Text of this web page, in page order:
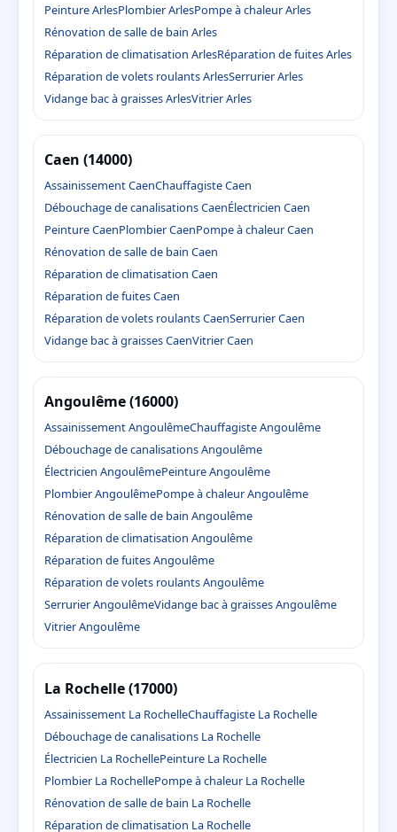
Peinture ArlesPlombier ArlesPompe à chaleur Arles
Rénovation de salle de bain Arles
Réparation de climatisation ArlesRéparation de fuites Arles
Réparation de volets roulants ArlesSerrurier Arles
Vidange bac à graisses ArlesVitrier Arles
Caen (14000)
Assainissement CaenChauffagiste Caen
Débouchage de canalisations CaenÉlectricien Caen
Peinture CaenPlombier CaenPompe à chaleur Caen
Rénovation de salle de bain Caen
Réparation de climatisation Caen
Réparation de fuites Caen
Réparation de volets roulants CaenSerrurier Caen
Vidange bac à graisses CaenVitrier Caen
Angoulême (16000)
Assainissement AngoulêmeChauffagiste Angoulême
Débouchage de canalisations Angoulême
Électricien AngoulêmePeinture Angoulême
Plombier AngoulêmePompe à chaleur Angoulême
Rénovation de salle de bain Angoulême
Réparation de climatisation Angoulême
Réparation de fuites Angoulême
Réparation de volets roulants Angoulême
Serrurier AngoulêmeVidange bac à graisses Angoulême
Vitrier Angoulême
La Rochelle (17000)
Assainissement La RochelleChauffagiste La Rochelle
Débouchage de canalisations La Rochelle
Électricien La RochellePeinture La Rochelle
Plombier La RochellePompe à chaleur La Rochelle
Rénovation de salle de bain La Rochelle
Réparation de climatisation La Rochelle